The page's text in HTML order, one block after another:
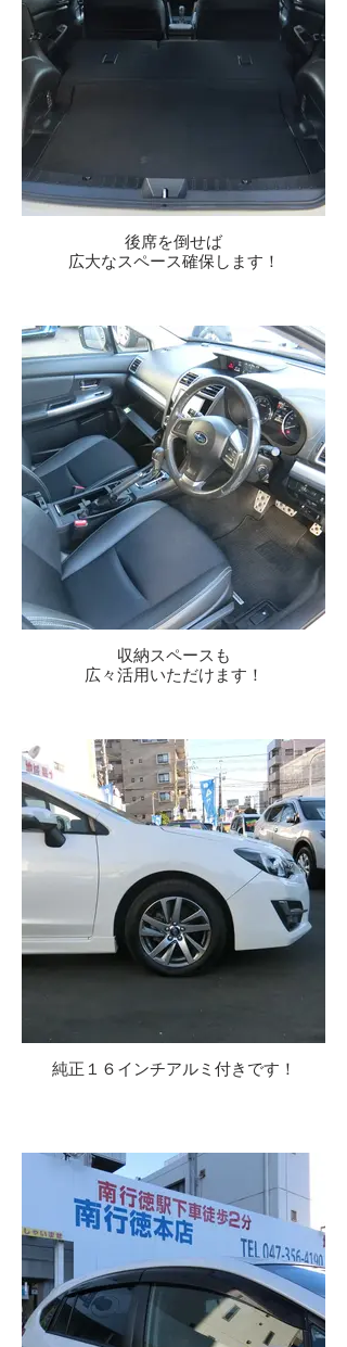
後席を倒せば
広大なスペース確保します！
収納スペースも
広々活用いただけます！
純正１６インチアルミ付きです！